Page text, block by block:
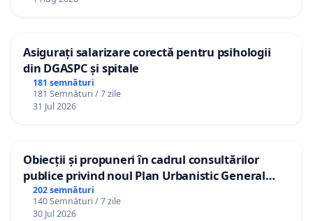
Asigurați salarizare corectă pentru psihologii
din DGASPC și spitale
181 semnături
181 Semnături / 7 zile
31 Jul 2026
Obiecții și propuneri în cadrul consultărilor
publice privind noul Plan Urbanistic General
(PUG) Ialoveni
202 semnături
140 Semnături / 7 zile
30 Jul 2026